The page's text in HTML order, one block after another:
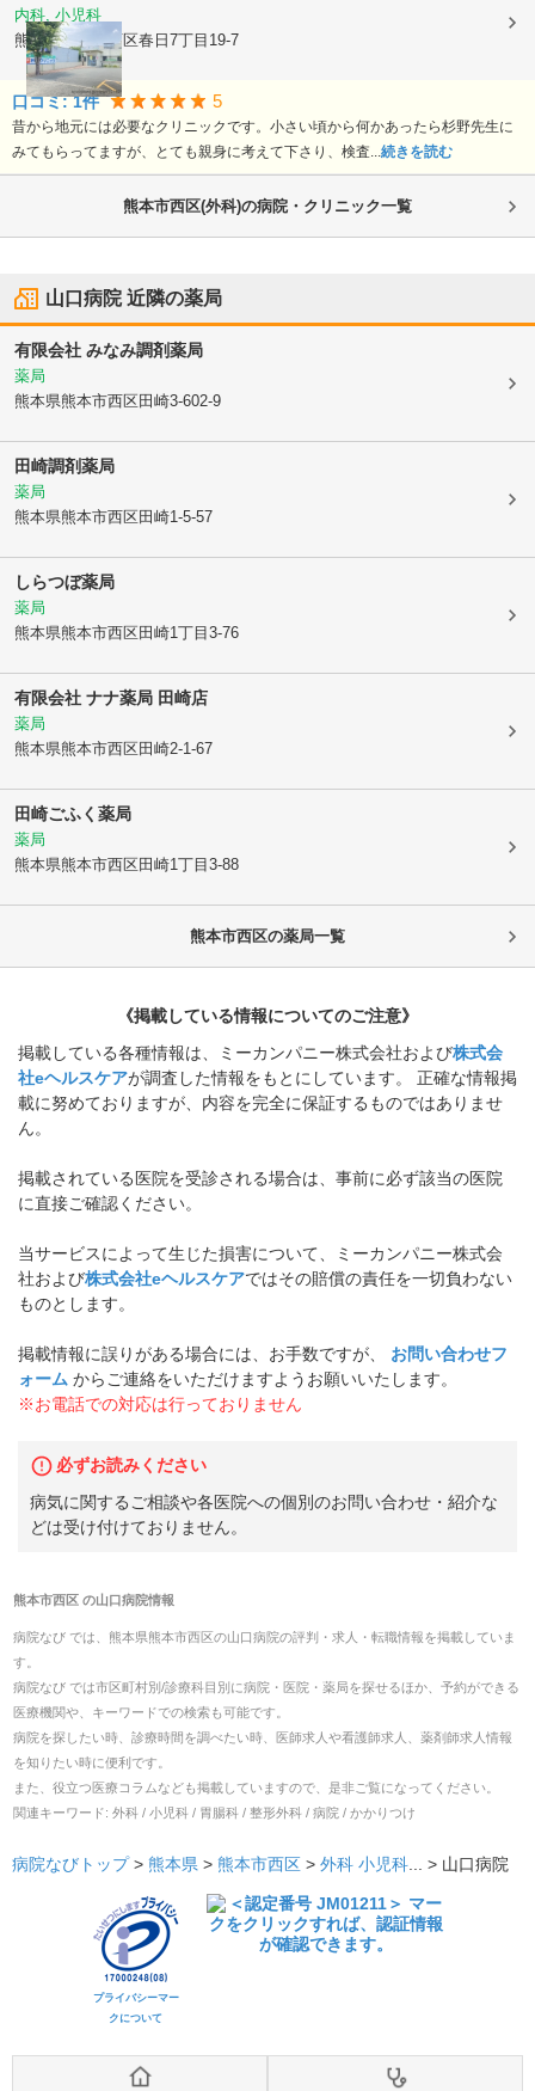
内科, 小児科
熊本県熊本市西区春日7丁目19-7
口コミ:1件 5
昔から地元には必要なクリニックです。小さい頃から何かあったら杉野先生に
みてもらってますが、とても親身に考えて下さり、検査... 続きを読む
熊本市西区(外科)の病院・クリニック一覧
山口病院近隣の薬局
有限会社 みなみ調剤薬局
薬局
熊本県熊本市西区田崎3-602-9
田崎調剤薬局
薬局
熊本県熊本市西区田崎1-5-57
しらつぼ薬局
薬局
熊本県熊本市西区田崎1丁目3-76
有限会社 ナナ薬局 田崎店
薬局
熊本県熊本市西区田崎2-1-67
田崎ごふく薬局
薬局
熊本県熊本市西区田崎1丁目3-88
熊本市西区の薬局一覧
《掲載している情報についてのご注意》
掲載している各種情報は、ミーカンパニー株式会社および株式会
社eヘルスケアが調査した情報をもとにしています。 正確な情報掲
載に努めておりますが、内容を完全に保証するものではありませ
ん。
掲載されている医院を受診される場合は、事前に必ず該当の医院
に直接ご確認ください。
当サービスによって生じた損害について、ミーカンパニー株式会
社および株式会社eヘルスケアではその賠償の責任を一切負わない
ものとします。
掲載情報に誤りがある場合には、お手数ですが、
お問い合わせフ
ォーム からご連絡をいただけますようお願いいたします。
※お電話での対応は行っておりません
必ずお読みください
病気に関するご相談や各医院への個別のお問い合わせ・紹介な
どは受け付けておりません。
熊本市西区の山口病院情報
病院なび では、 熊本県熊本市西区の山口病院の評判・求人・転職情報を掲載していま
す。
病院なび では市区町村別/診療科目別に病院・医院・薬局を探せるほか、予約ができる
医療機関や、キーワードでの検索も可能です。
病院を探したい時、診療時間を調べたい時、医師求人や看護師求人、薬剤師求人情報
を知りたい時に便利です。
また、役立つ医療コラムなども掲載していますので、是非ご覧になってください。
関連キーワード: 外科 / 小児科 / 胃腸科 / 整形外科 / 病院 / かかりつけ
病院なびトップ > 熊本県 > 熊本市西区 > 外科 小児科... > 山口病院
プライバシーマー
クについて